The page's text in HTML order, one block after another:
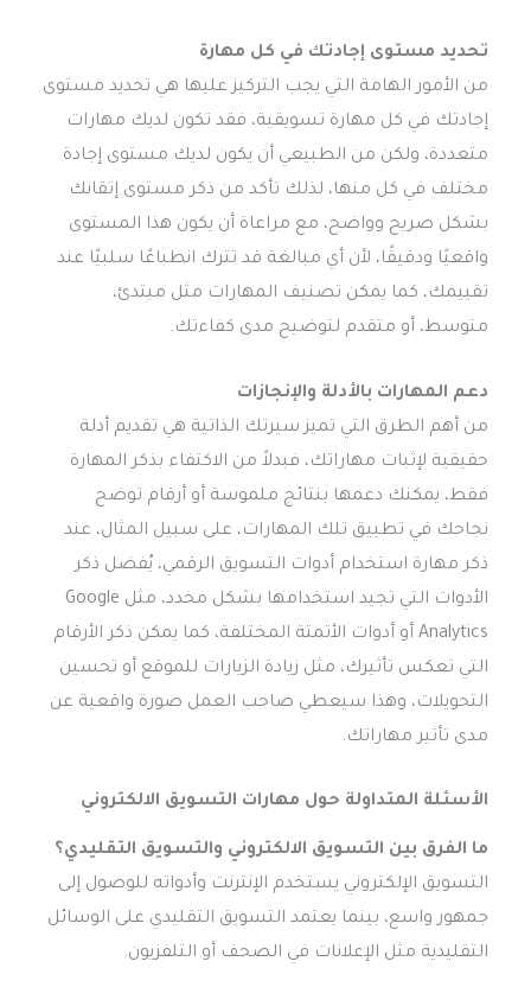
تحديد مستوى إجادتك في كل مهارة
من الأمور الهامة التي يجب التركيز عليها هي تحديد مستوى
إجادتك في كل مهارة تسويقية، فقد تكون لديك مهارات
متعددة، ولكن من الطبيعي أن يكون لديك مستوى إجادة
مختلف في كل منها، لذلك تأكد من ذكر مستوى إتقانك
بشكل صريح وواضح، مع مراعاة أن يكون هذا المستوى
واقعيًا ودقيقًا، لأن أي مبالغة قد تترك انطباعًا سلبيًا عند
تقييمك، كما يمكن تصنيف المهارات مثل مبتدئ،
متوسط، أو متقدم لتوضيح مدى كفاءتك.
دعم المهارات بالأدلة والإنجازات
من أهم الطرق التي تميز سيرتك الذاتية هي تقديم أدلة
حقيقية لإثبات مهاراتك، فبدلاً من الاكتفاء بذكر المهارة
فقط، يمكنك دعمها بنتائج ملموسة أو أرقام توضح
نجاحك في تطبيق تلك المهارات، على سبيل المثال، عند
ذكر مهارة استخدام أدوات التسويق الرقمي، يُفضل ذكر
الأدوات التي تجيد استخدامها بشكل محدد، مثل Google
Analytics أو أدوات الأتمتة المختلفة، كما يمكن ذكر الأرقام
التي تعكس تأثيرك، مثل زيادة الزيارات للموقع أو تحسين
التحويلات، وهذا سيعطي صاحب العمل صورة واقعية عن
مدى تأثير مهاراتك.
الأسئلة المتداولة حول مهارات التسويق الالكتروني
ما الفرق بين التسويق الالكتروني والتسويق التقليدي؟
التسويق الإلكتروني يستخدم الإنترنت وأدواته للوصول إلى
جمهور واسع، بينما يعتمد التسويق التقليدي على الوسائل
التقليدية مثل الإعلانات في الصحف أو التلفزيون.